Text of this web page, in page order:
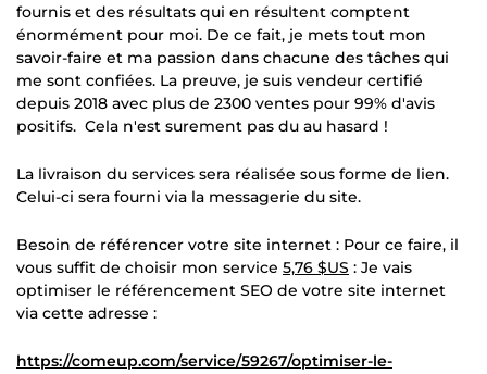
fournis et des résultats qui en résultent comptent
énormément pour moi. De ce fait, je mets tout mon
savoir-faire et ma passion dans chacune des tâches qui
me sont confiées. La preuve, je suis vendeur certifié
depuis 2018 avec plus de 2300 ventes pour 99% d'avis
positifs. Cela n'est surement pas du au hasard !
La livraison du services sera réalisée sous forme de lien.
Celui-ci sera fourni via la messagerie du site.
Besoin de référencer votre site internet : Pour ce faire, il
vous suffit de choisir mon service 5,76 $US : Je vais
optimiser le référencement SEO de votre site internet
via cette adresse :
https://comeup.com/service/59267/optimiser-le-